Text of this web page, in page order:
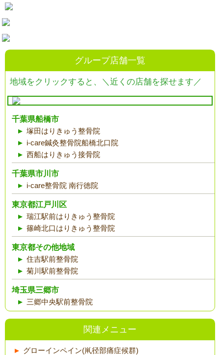
グループ店舗一覧
地域をクリックすると、 ＼近くの店舗を探せます／
千葉県船橋市
塚田はりきゅう整骨院
i-care鍼灸整骨院船橋北口院
西船はりきゅう接骨院
千葉県市川市
i-care整骨院 南行徳院
東京都江戸川区
瑞江駅前はりきゅう整骨院
篠崎北口はりきゅう整骨院
東京都その他地域
住吉駅前整骨院
菊川駅前整骨院
埼玉県三郷市
三郷中央駅前整骨院
関連メニュー
グローインペイン(鼡径部痛症候群)